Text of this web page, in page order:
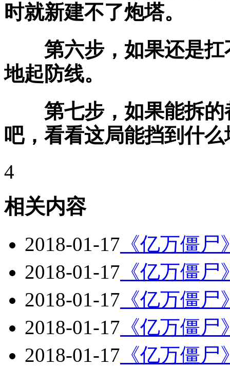
时就新建不了炮塔。
第六步，如果还是扛
地起防线。
第七步，如果能拆的
吧，看看这局能挡到什么
4
相关内容
2018-01-17 《亿万僵
2018-01-17 《亿万僵
2018-01-17 《亿万僵
2018-01-17 《亿万僵
2018-01-17 《亿万僵